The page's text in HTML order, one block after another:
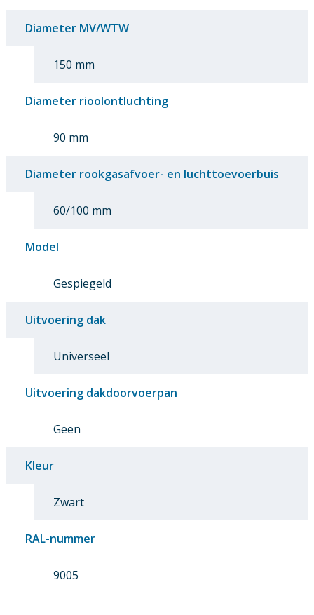
Diameter MV/WTW
150 mm
Diameter rioolontluchting
90 mm
Diameter rookgasafvoer- en luchttoevoerbuis
60/100 mm
Model
Gespiegeld
Uitvoering dak
Universeel
Uitvoering dakdoorvoerpan
Geen
Kleur
Zwart
RAL-nummer
9005